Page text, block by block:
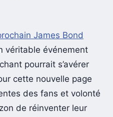
James Bond
véritable événement
pourrait s’avérer
cette nouvelle page
des fans et volonté
de réinventer leur